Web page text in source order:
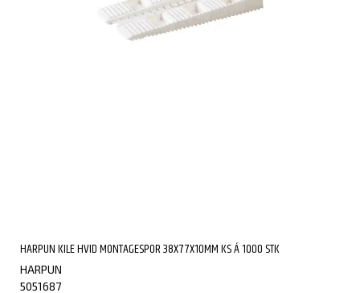
HARPUN KILE HVID MONTAGESPOR 38X77X10MM KS Á 1000 STK
HARPUN
5051687